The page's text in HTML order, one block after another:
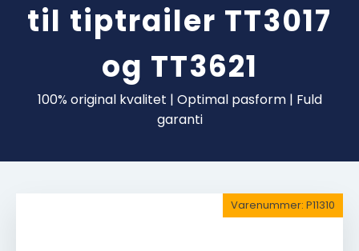
til tiptrailer TT3017
og TT3621
100% original kvalitet | Optimal pasform | Fuld
garanti
Varenummer: P11310